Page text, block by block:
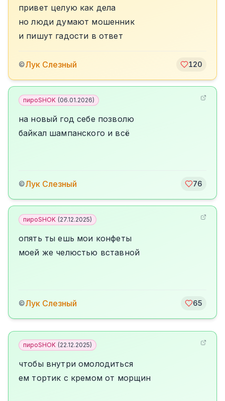
привет целую как дела
но люди думают мошенник
и пишут гадости в ответ
©Лук Слезный 120
пироSHOK (06.01.2026)
на новый год себе позволю
байкал шампанского и всё
©Лук Слезный 76
пироSHOK (27.12.2025)
опять ты ешь мои конфеты
моей же челюстью вставной
©Лук Слезный 65
пироSHOK (22.12.2025)
чтобы внутри омолодиться
ем тортик с кремом от морщин